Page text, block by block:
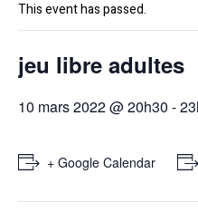
This event has passed.
jeu libre adultes
10 mars 2022 @ 20h30 -
+ Google Calendar